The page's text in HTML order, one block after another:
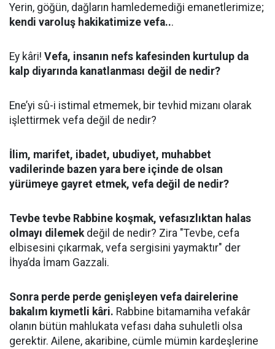
Yerin, göğün, dağların hamledemediği emanetlerimize;
kendi varoluş hakikatimize vefa...
Ey kâri! Vefa, insanın nefs kafesinden kurtulup da
kalp diyarında kanatlanması değil de nedir?
Ene’yi sû-i istimal etmemek, bir tevhid mizanı olarak
işlettirmek vefa değil de nedir?
İlim, marifet, ibadet, ubudiyet, muhabbet
vadilerinde bazen yara bere içinde de olsan
yürümeye gayret etmek, vefa değil de nedir?
Tevbe tevbe Rabbine koşmak, vefasızlıktan halas
olmayı dilemekdeğil de nedir? Zira "Tevbe, cefa
elbisesini çıkarmak, vefa sergisini yaymaktır" der
İhya’da İmam Gazzali.
Sonra perde perde genişleyen vefa dairelerine
bakalım kıymetli kâri. Rabbine bitamamiha vefakâr
olanın bütün mahlukata vefası daha suhuletli olsa
gerektir. Ailene, akaribine, cümle mümin kardeşlerine